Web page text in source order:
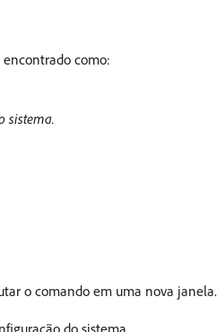
como:
sistema.
o comando em uma nova janela.
do sistema.